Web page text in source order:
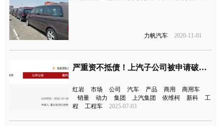
力帆汽车 2020-11-01
严重资不抵债！上汽子公司被申请破产重整
红岩 市场 公司 汽车 产品 商用
商用车
销量
动力 集团 上汽集团 依维柯 新科
工
程
工程车 2025-07-03